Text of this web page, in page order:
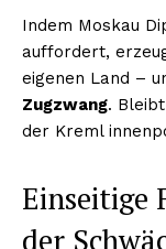
Indem Moskau
auffordert,
eigenen Land –
Zugzwang.
der Kreml
Einseitige
der